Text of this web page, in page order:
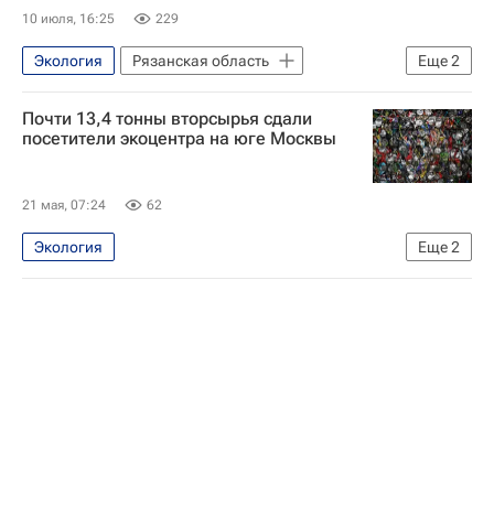
Университетская наука
Социальный навигатор
10 июля, 16:25 229
Еще2
Экология
Рязанская область
Павел Малков
Рязанская область
Почти 13,4 тонны вторсырья сдали
посетители экоцентра на юге Москвы
21 мая, 07:24 62
Еще2
Экология
Москва Сегодня: мегаполис для жизни